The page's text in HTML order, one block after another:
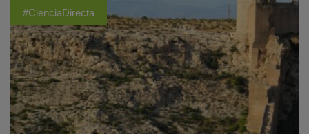
#CienciaDirecta